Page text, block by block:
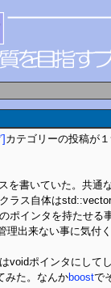
カテゴリーの投稿が
を書いていた。共通
ラス自体は
ポインタを持たせる
理出来ない事に気付
voidポインタにして
みた。なんかboostで